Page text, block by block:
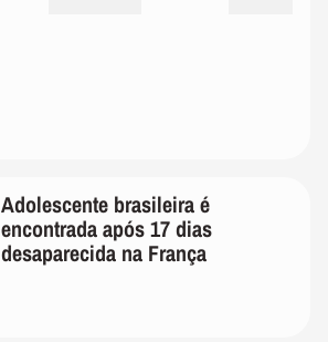
Adolescente brasileira é
encontrada após 17 dias
desaparecida na França